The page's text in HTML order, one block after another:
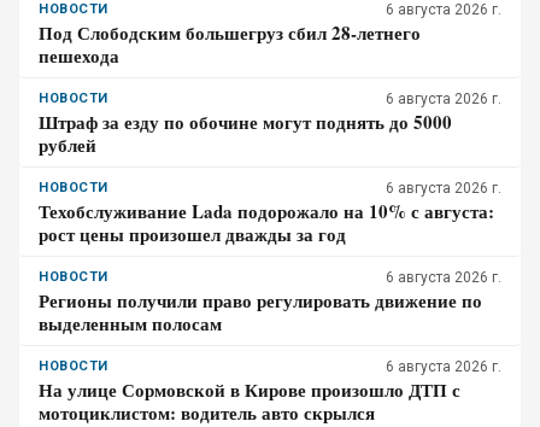
НОВОСТИ 6 августа 2026 г.
Под Слободским большегруз сбил 28-летнего
пешехода
НОВОСТИ 6 августа 2026 г.
Штраф за езду по обочине могут поднять до 5000
рублей
НОВОСТИ 6 августа 2026 г.
Техобслуживание Lada подорожало на 10% с августа:
рост цены произошел дважды за год
НОВОСТИ 6 августа 2026 г.
Регионы получили право регулировать движение по
выделенным полосам
НОВОСТИ 6 августа 2026 г.
На улице Сормовской в Кирове произошло ДТП с
мотоциклистом: водитель авто скрылся